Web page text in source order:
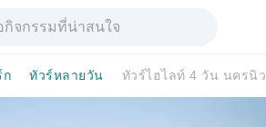
ก ทัวร์หลายวัน